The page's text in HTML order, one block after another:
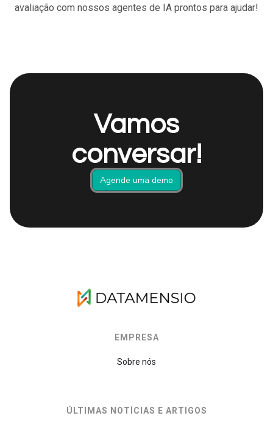
avaliação com nossos agentes de IA prontos para ajudar!
Vamos
conversar!
Agende uma demo
EMPRESA
Sobre nós
ÚLTIMAS NOTÍCIAS E ARTIGOS